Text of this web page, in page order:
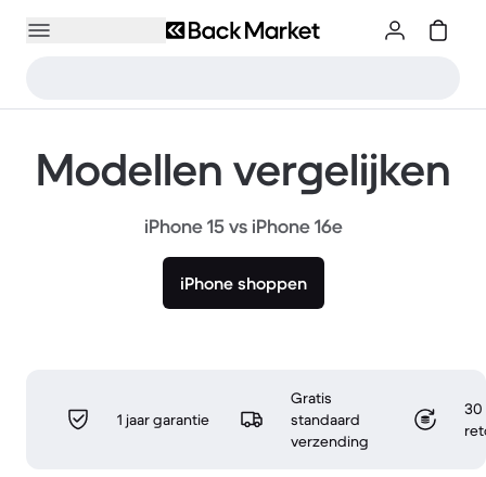
Modellen vergelijken
iPhone 15 vs iPhone 16e
iPhone shoppen
1 jaar garantie
Gratis
standaard
verzending
30